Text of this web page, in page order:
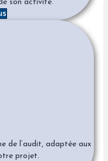
son activité.
de l’audit, adaptée aux
projet.